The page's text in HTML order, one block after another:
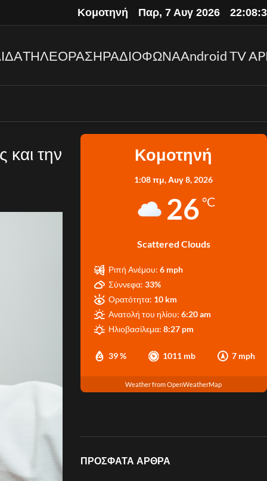
Κομοτηνή Παρ, 7 Αυγ 2026
ΤΗΛΕΟΡΑΣΗΡΑΔΙΟΦΩΝΑAndroid TV
και την
Κομοτηνή
1:08 πμ,Αυγ 8, 2026
26 °C
Scattered Clouds
39 % 1011 mb 7 mph
Ριπή Ανέμου: 6 mph
Σύννεφα: 33%
Ορατότητα: 10 km
Ανατολή του ηλίου: 6:20 am
Ηλιοβασίλεμα: 8:27 pm
Weather from OpenWeatherMap
ΠΡΌΣΦΑΤΑ ΆΡΘΡΑ